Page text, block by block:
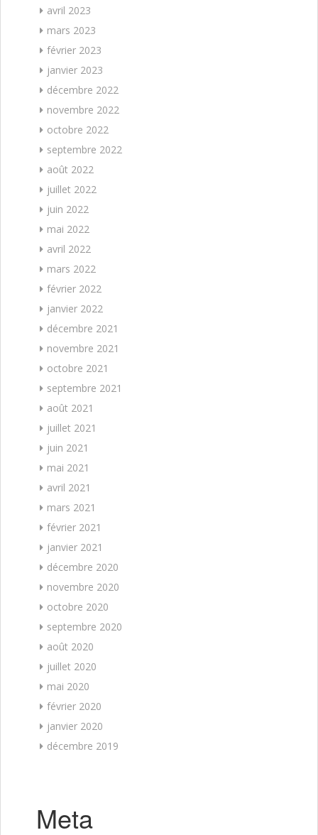
avril 2023
mars 2023
février 2023
janvier 2023
décembre 2022
novembre 2022
octobre 2022
septembre 2022
août 2022
juillet 2022
juin 2022
mai 2022
avril 2022
mars 2022
février 2022
janvier 2022
décembre 2021
novembre 2021
octobre 2021
septembre 2021
août 2021
juillet 2021
juin 2021
mai 2021
avril 2021
mars 2021
février 2021
janvier 2021
décembre 2020
novembre 2020
octobre 2020
septembre 2020
août 2020
juillet 2020
mai 2020
février 2020
janvier 2020
décembre 2019
Meta